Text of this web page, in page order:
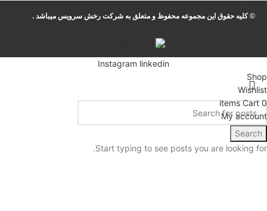
© کلیه حقوق این مجموعه محفوظ و متعلق به شرکت رخش سرویس میباشد .
Instagram linkedin
Search
Start typing to see posts you are looking for.
Shop
Wishlist
0
items Cart
My account